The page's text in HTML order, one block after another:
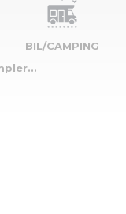
BIL/CAMPING